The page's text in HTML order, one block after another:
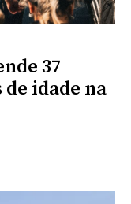
37
idade na